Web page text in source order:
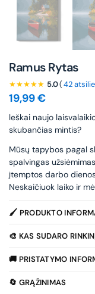
Ramus Rytas
★★★★★ 5.0(42
19,99€
leškai naujo
skubančias mintis?
Mūsų tapybos pagal
spalvingas
įtemptos darbo
Neskaičiuok laiko ir
🖌️ PRODUKTO
🎨 KAS SUDARO
🚚 PRISTATYMO
🔄 GRĄŽINIMAS